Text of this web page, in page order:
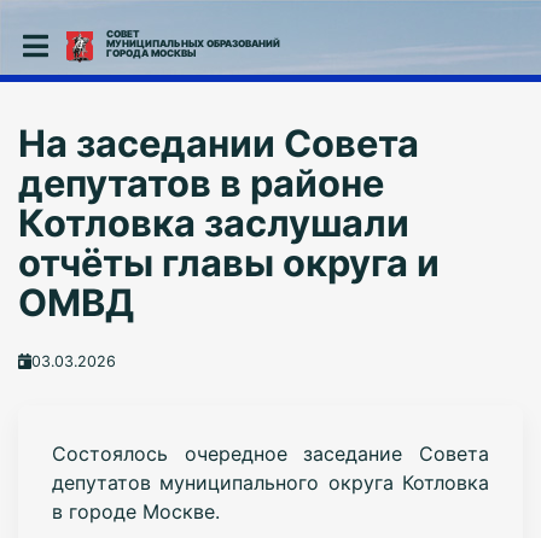
СОВЕТ
МУНИЦИПАЛЬНЫХ ОБРАЗОВАНИЙ
ГОРОДА МОСКВЫ
На заседании Совета
депутатов в районе
Котловка заслушали
отчёты главы округа и
ОМВД
03.03.2026
Состоялось очередное заседание Совета
депутатов муниципального округа Котловка
в городе Москве.